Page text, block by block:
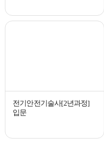
전기안전기술사[2년과정]
입문